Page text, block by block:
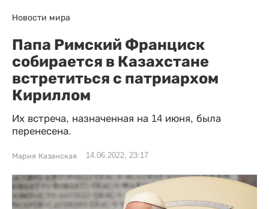
Новости мира
Папа Римский Франциск
собирается в Казахстане
встретиться с патриархом
Кириллом
Их встреча, назначенная на 14 июня, была
перенесена.
Мария Казанская 14.06.2022, 23:17